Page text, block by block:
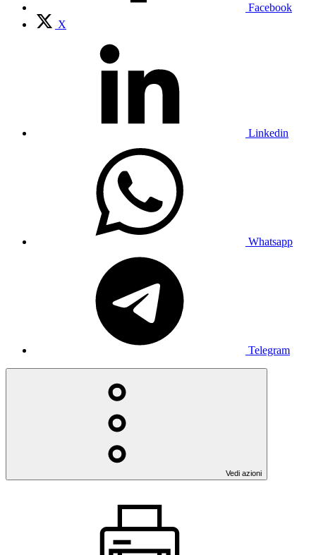
Facebook
X
Linkedin
Whatsapp
Telegram
Vedi azioni